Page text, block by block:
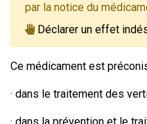
par la notice du
Déclarer un effet
Ce médicament est
· dans le traitement des